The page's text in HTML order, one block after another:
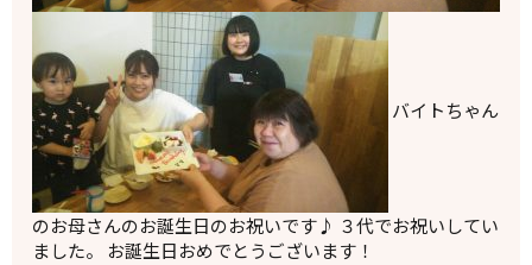
バイトちゃん
のお母さんのお誕生日のお祝いです♪ ３代でお祝いしてい
ました。 お誕生日おめでとうございます！